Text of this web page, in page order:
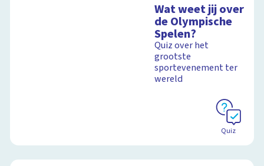
Wat weet jij over
de Olympische
Spelen?
Quiz over het
grootste
sportevenement ter
wereld
Quiz